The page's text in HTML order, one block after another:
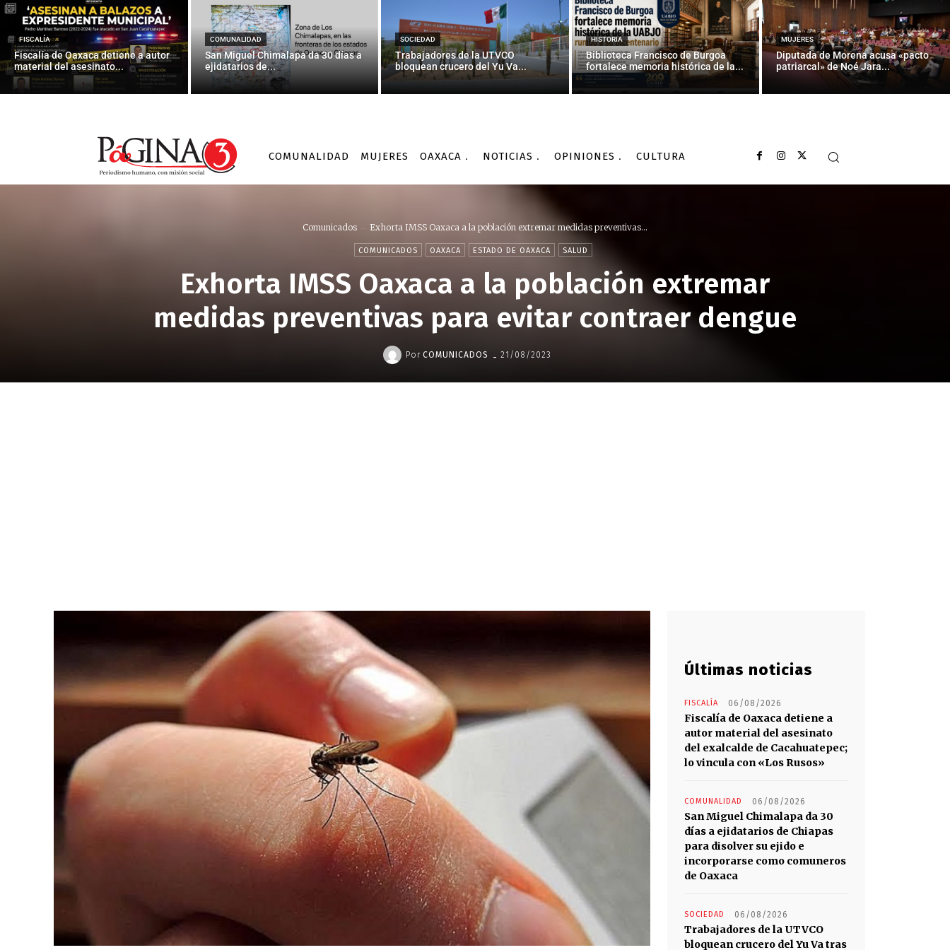
FISCALÍA
Fiscalía de Oaxaca detiene a autor
material del asesinato...
COMUNALIDAD
San Miguel Chimalapa da 30 días a
ejidatarios de...
SOCIEDAD
Trabajadores de la UTVCO
bloquean crucero del Yu Va...
HISTORIA
Biblioteca Francisco de Burgoa
fortalece memoria histórica de la...
MUJERES
Diputada de Morena acusa «pacto
patriarcal» de Noé Jara...
COMUNALIDAD MUJERES OAXACA NOTICIAS OPINIONES CULTURA
Comunicados Exhorta IMSS Oaxaca a la población extremar medidas preventivas...
COMUNICADOS OAXACA ESTADO DE OAXACA SALUD
Exhorta IMSS Oaxaca a la población extremar
medidas preventivas para evitar contraer dengue
Por COMUNICADOS - 21/08/2023
Últimas noticias
FISCALÍA 06/08/2026
Fiscalía de Oaxaca detiene a
autor material del asesinato
del exalcalde de Cacahuatepec;
lo vincula con «Los Rusos»
COMUNALIDAD 06/08/2026
San Miguel Chimalapa da 30
días a ejidatarios de Chiapas
para disolver su ejido e
incorporarse como comuneros
de Oaxaca
SOCIEDAD 06/08/2026
Trabajadores de la UTVCO
bloquean crucero del Yu Va tras